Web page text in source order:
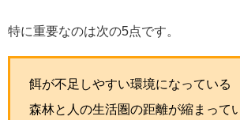
特に重要なのは次の5点です。
餌が不足しやすい環境になっている
森林と人の生活圏の距離が縮まって